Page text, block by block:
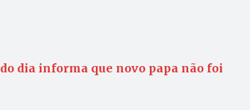
dia informa que novo papa não foi